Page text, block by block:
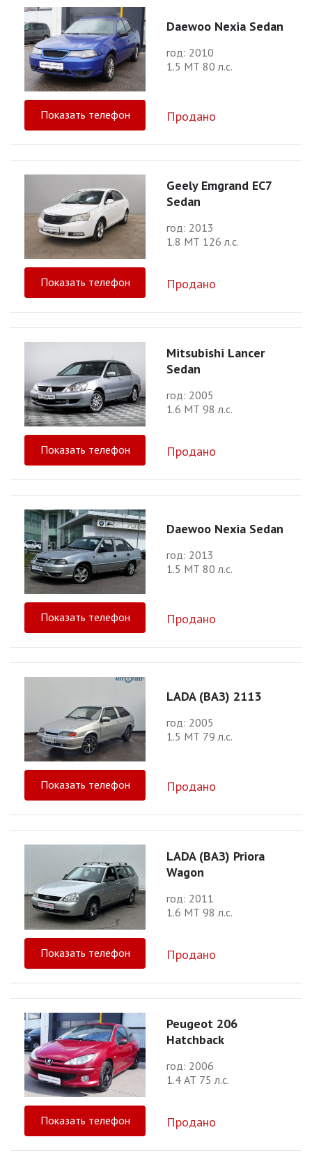
Daewoo Nexia Sedan
год: 2010
1.5 МТ 80 л.с.
Показать телефон Продано
Geely Emgrand EC7
Sedan
год: 2013
1.8 МТ 126 л.с.
Показать телефон Продано
Mitsubishi Lancer
Sedan
год: 2005
1.6 МТ 98 л.с.
Показать телефон Продано
Daewoo Nexia Sedan
год: 2013
1.5 МТ 80 л.с.
Показать телефон Продано
LADA (ВАЗ) 2113
год: 2005
1.5 МТ 79 л.с.
Показать телефон Продано
LADA (ВАЗ) Priora
Wagon
год: 2011
1.6 МТ 98 л.с.
Показать телефон Продано
Peugeot 206
Hatchback
год: 2006
1.4 АТ 75 л.с.
Показать телефон Продано